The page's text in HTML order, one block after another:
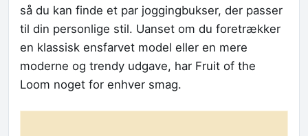
så du kan finde et par joggingbukser, der passer
til din personlige stil. Uanset om du foretrækker
en klassisk ensfarvet model eller en mere
moderne og trendy udgave, har Fruit of the
Loom noget for enhver smag.